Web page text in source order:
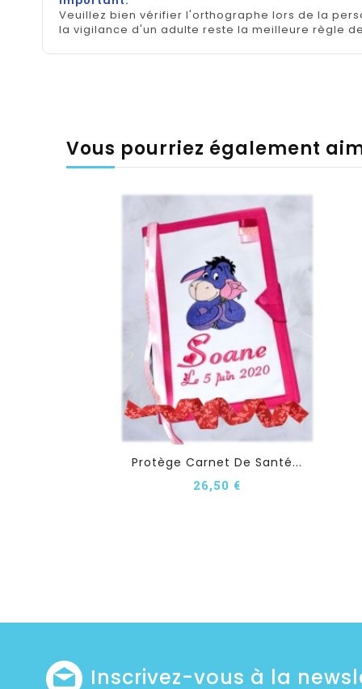
Veuillez bien vérifier l'orthographe lors de la
la vigilance d'un adulte reste la meilleure règle
Vous pourriez également
Protège Carnet De Santé...
26,50 €
Inscrivez-vous à la